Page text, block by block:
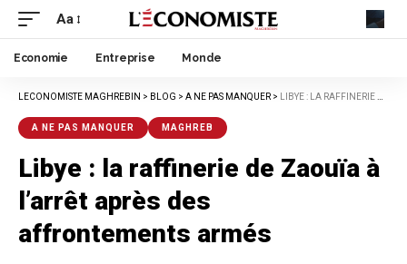
Aa
Economie Entreprise Monde
LECONOMISTE MAGHREBIN > BLOG > A NE PAS MANQUER > LIBYE : LA RAFFINERIE DE ZAOUÏA À L’ARRÊT APRÈS DES AFFRONTEMENTS ARMÉS
A NE PAS MANQUER MAGHREB
Libye : la raffinerie de Zaouïa à
l’arrêt après des
affrontements armés